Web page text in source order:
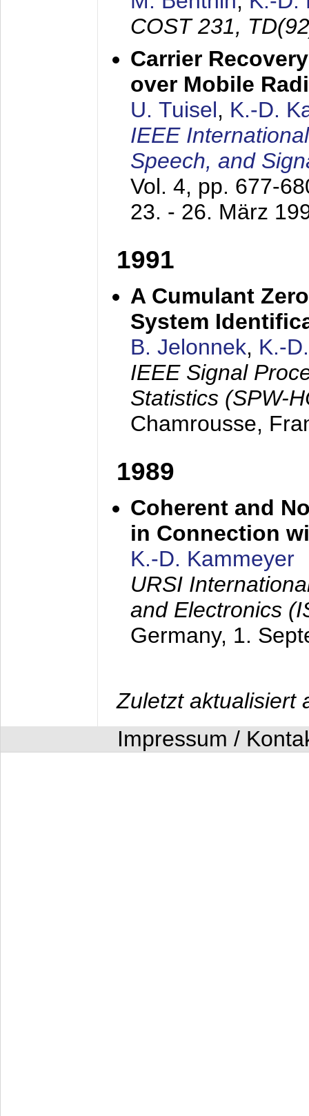
COST 231,
Carrier
over Mobile
U. Tuisel, K.-D.
IEEE
Speech, and
Vol. 4, pp. 677-
23. - 26. März
1991
A Cumulant
System
B. Jelonnek, K.-
IEEE Signal
Statistics (SPW-
Chamrousse,
1989
Coherent and
in Connection
K.-D. Kammeyer
URSI
and Electronics
Germany, 1.
Zuletzt aktualisiert
Impressum /